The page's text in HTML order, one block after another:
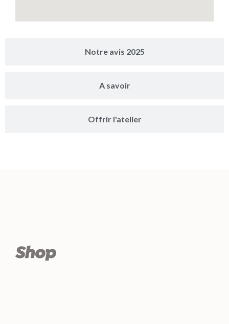
Notre avis 2025
A savoir
Offrir l'atelier